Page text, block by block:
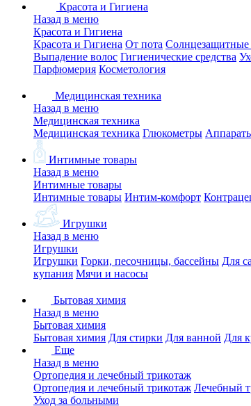
Красота и Гигиена
Назад в меню
Красота и Гигиена
Красота и Гигиена От пота Солнцезащитные
Выпадение волос Гигиенические средства
Парфюмерия Косметология
Медицинская техника
Назад в меню
Медицинская техника
Медицинская техника Глюкометры
Интимные товары
Назад в меню
Интимные товары
Интимные товары Интим-комфорт
Игрушки
Назад в меню
Игрушки
Игрушки Горки, песочницы, бассейны Для
купания Мячи и насосы
Бытовая химия
Назад в меню
Бытовая химия
Бытовая химия Для стирки Для ванной Для
Еще
Назад в меню
Ортопедия и лечебный трикотаж
Ортопедия и лечебный трикотаж Лечебный
Уход за больными